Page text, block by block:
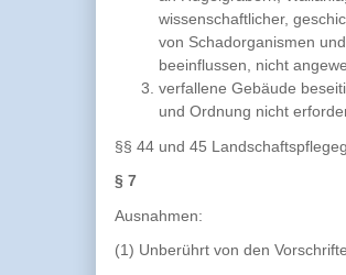
wissenschaftlicher,
von Schadorganismen
beeinflussen, nicht
verfallene Gebäude
und Ordnung nicht
§§ 44 und 45
§ 7
Ausnahmen:
(1) Unberührt von den